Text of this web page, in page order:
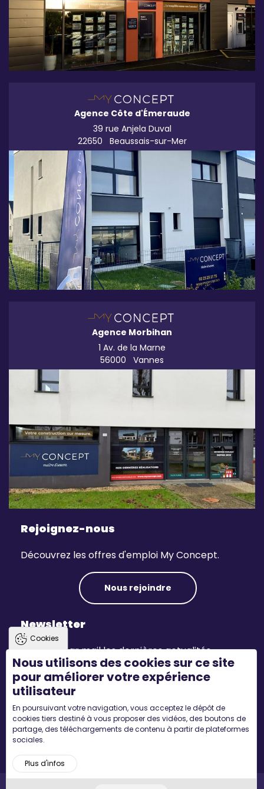
Agence Côte d'Émeraude
39 rue Anjela Duval
22650
Beaussais-sur-Mer
Agence Morbihan
1 Av. de la Marne
56000
Vannes
Rejoignez-nous
Découvrez les offres d'emploi My Concept.
Nous rejoindre
Newsletter
Recevez par mail les dernières actualités.
S'inscrire
Suivez-nous
Cookies
Nous utilisons des cookies sur ce site
pour améliorer votre expérience
utilisateur
En poursuivant votre navigation, vous acceptez le dépôt de
cookies tiers destiné à vous proposer des vidéos, des boutons de
partage, des téléchargements de contenu à partir de plateformes
sociales.
Plus d'infos